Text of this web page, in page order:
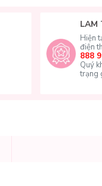
LAM
Hiện
điện
888
Quý
trạng